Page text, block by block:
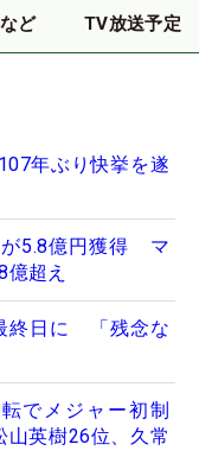
ど TV放送予定
年ぶり快挙を遂
が5.8億円獲得 マ
超え
終日に 「残念な
でメジャー初制
英樹26位、久常